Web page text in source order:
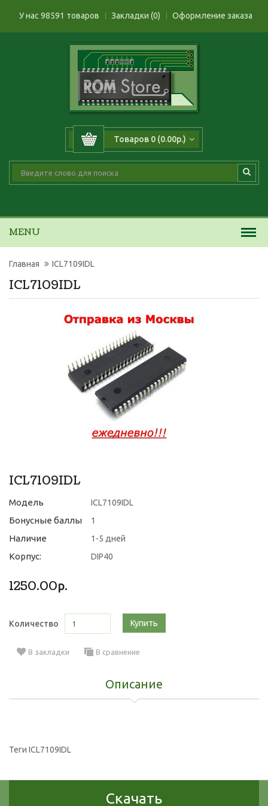
У нас 98591 товаров Закладки (0) Оформление заказа
Товаров 0 (0.00р.)
MENU
ICL7109IDL
Главная ICL7109IDL
ICL7109IDL
Модель ICL7109IDL
Бонусные баллы 1
Наличие 1-5 дней
Корпус: DIP40
1250.00р.
Количество Купить
В закладки В сравнение
Описание
Теги ICL7109IDL
Скачать